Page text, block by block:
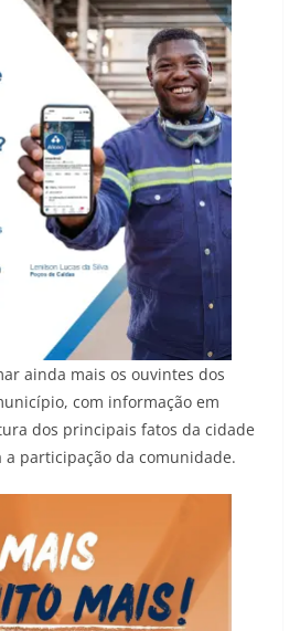
ainda mais os ouvintes dos
com informação em
dos principais fatos da cidade
a participação da comunidade.